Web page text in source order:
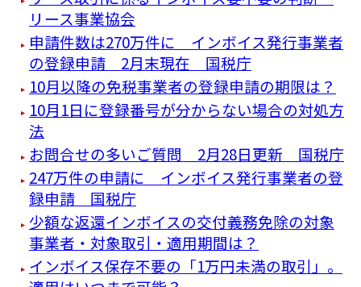
リース事業協会
申請件数は270万件に インボイス発行事業者
の登録申請 2月末現在 国税庁
10月以降の免税事業者の登録申請の期限は？
10月1日に登録番号が分からない場合の対処方
法
お問合せの多いご質問 2月28日更新 国税庁
247万件の申請に インボイス発行事業者の登
録申請 国税庁
少額な返還インボイスの交付義務免除の対象
事業者・対象取引・適用期間は？
インボイス保存不要の「1万円未満の取引」。